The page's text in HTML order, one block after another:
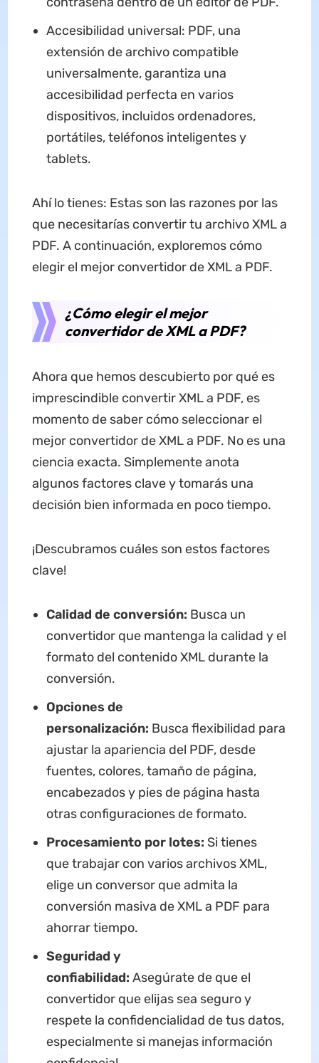
Accesibilidad universal: PDF, una
extensión de archivo compatible
universalmente, garantiza una
accesibilidad perfecta en varios
dispositivos, incluidos ordenadores,
portátiles, teléfonos inteligentes y
tablets.
Ahí lo tienes: Estas son las razones por las
que necesitarías convertir tu archivo XML a
PDF. A continuación, exploremos cómo
elegir el mejor convertidor de XML a PDF.
¿Cómo elegir el mejor
convertidor de XML a PDF?
Ahora que hemos descubierto por qué es
imprescindible convertir XML a PDF, es
momento de saber cómo seleccionar el
mejor convertidor de XML a PDF. No es una
ciencia exacta. Simplemente anota
algunos factores clave y tomarás una
decisión bien informada en poco tiempo.
¡Descubramos cuáles son estos factores
clave!
Calidad de conversión: Busca un
convertidor que mantenga la calidad y el
formato del contenido XML durante la
conversión.
Opciones de
personalización: Busca flexibilidad para
ajustar la apariencia del PDF, desde
fuentes, colores, tamaño de página,
encabezados y pies de página hasta
otras configuraciones de formato.
Procesamiento por lotes: Si tienes
que trabajar con varios archivos XML,
elige un conversor que admita la
conversión masiva de XML a PDF para
ahorrar tiempo.
Seguridad y
confiabilidad: Asegúrate de que el
convertidor que elijas sea seguro y
respete la confidencialidad de tus datos,
especialmente si manejas información